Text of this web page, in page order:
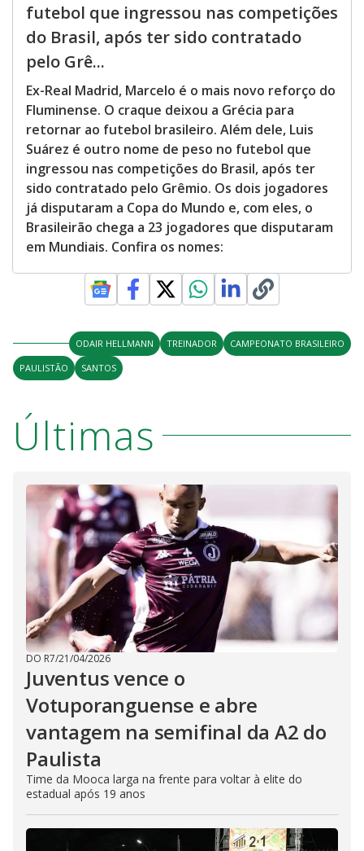
futebol que ingressou nas competições
do Brasil, após ter sido contratado
pelo Grê...
Ex-Real Madrid, Marcelo é o mais novo reforço do
Fluminense. O craque deixou a Grécia para
retornar ao futebol brasileiro. Além dele, Luis
Suárez é outro nome de peso no futebol que
ingressou nas competições do Brasil, após ter
sido contratado pelo Grêmio. Os dois jogadores
já disputaram a Copa do Mundo e, com eles, o
Brasileirão chega a 23 jogadores que disputaram
em Mundiais. Confira os nomes:
ODAIR HELLMANN TREINADOR
CAMPEONATO BRASILEIRO
PAULISTÃO
SANTOS
Últimas
DO R7/21/04/2026
Juventus vence o
Votuporanguense e abre
vantagem na semifinal da A2 do
Paulista
Time da Mooca larga na frente para voltar à elite do
estadual após 19 anos